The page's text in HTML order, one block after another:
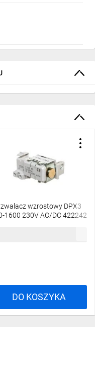
wzrostowy DPX3
1600 230V AC/DC 422242
DO KOSZYKA